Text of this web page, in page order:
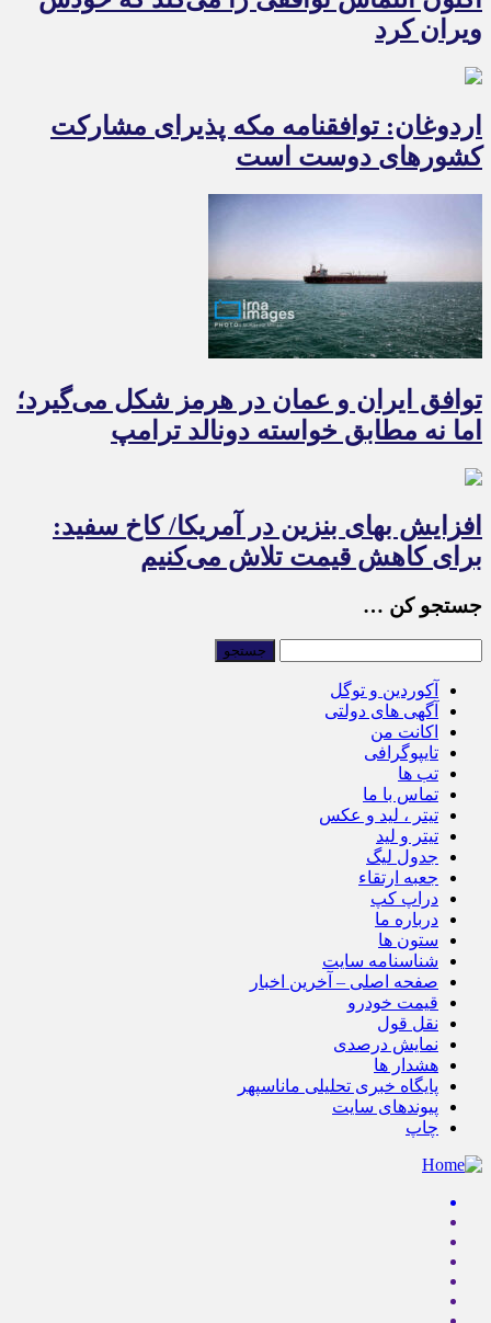
ویران کرد
اردوغان: توافقنامه مکه پذیرای مشارکت
کشورهای دوست است
توافق ایران و عمان در هرمز شکل می‌گیرد؛
اما نه مطابق خواسته دونالد ترامپ
افزایش بهای بنزین در آمریکا/ کاخ سفید:
برای کاهش قیمت تلاش می‌کنیم
جستجو کن …
آکوردین و توگل
آگهی های دولتی
اکانت من
تایپوگرافی
تب ها
تماس با ما
تیتر ، لید و عکس
تیتر و لید
جدول لیگ
جعبه ارتقاء
دراپ کپ
درباره ما
ستون ها
شناسنامه سایت
صفحه اصلی – آخرین اخبار
قیمت خودرو
نقل قول
نمایش درصدی
هشدار ها
پایگاه خبری تحلیلی ماناسپهر
پیوندهای سایت
چاپ